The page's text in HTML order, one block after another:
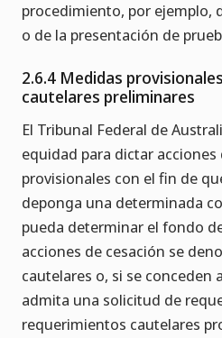
procedimiento, por ejemplo,
o de la presentación de
2.6.4 Medidas
cautelares preliminares
El Tribunal Federal de
equidad para dictar acciones
provisionales con el fin de
deponga una determinada
pueda determinar el fondo
acciones de cesación se
cautelares o, si se conceden
admita una solicitud de
requerimientos cautelares